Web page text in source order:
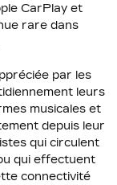
CarPlay et
rare dans
par les
leurs
musicales et
depuis leur
qui circulent
qui effectuent
connectivité